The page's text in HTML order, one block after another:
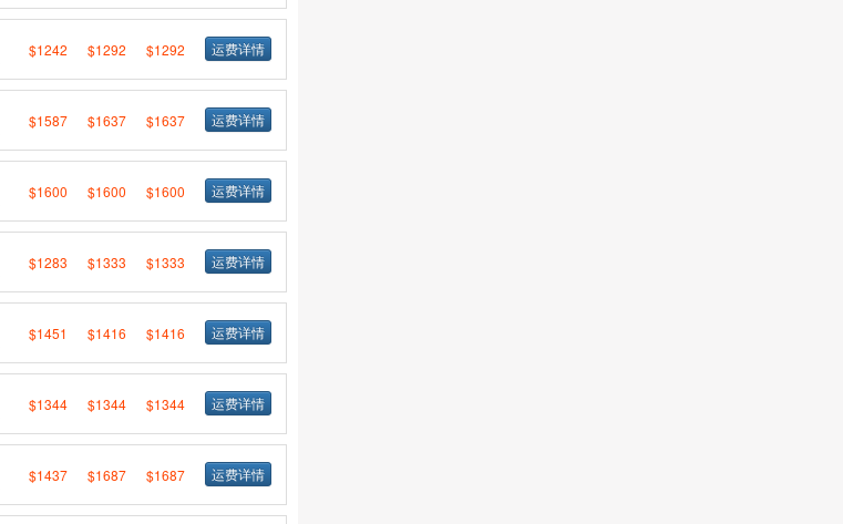
$1242 $1292 $1292 运费详情
$1587 $1637 $1637 运费详情
$1600 $1600 $1600 运费详情
$1283 $1333 $1333 运费详情
$1451 $1416 $1416 运费详情
$1344 $1344 $1344 运费详情
$1437 $1687 $1687 运费详情